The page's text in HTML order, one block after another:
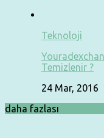
Teknoloji
Temizlenir ?
24 Mar, 2016
daha fazlası